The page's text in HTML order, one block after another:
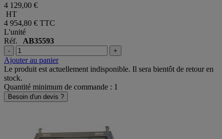
4 129,00 €
HT
4 954,80 € TTC
L'unité
Réf. AB35593
- +
Ajouter au panier
Le produit est actuellement indisponible. Il sera bientôt de retour en
stock.
Quantité minimum de commande : 1
Besoin d'un devis ?